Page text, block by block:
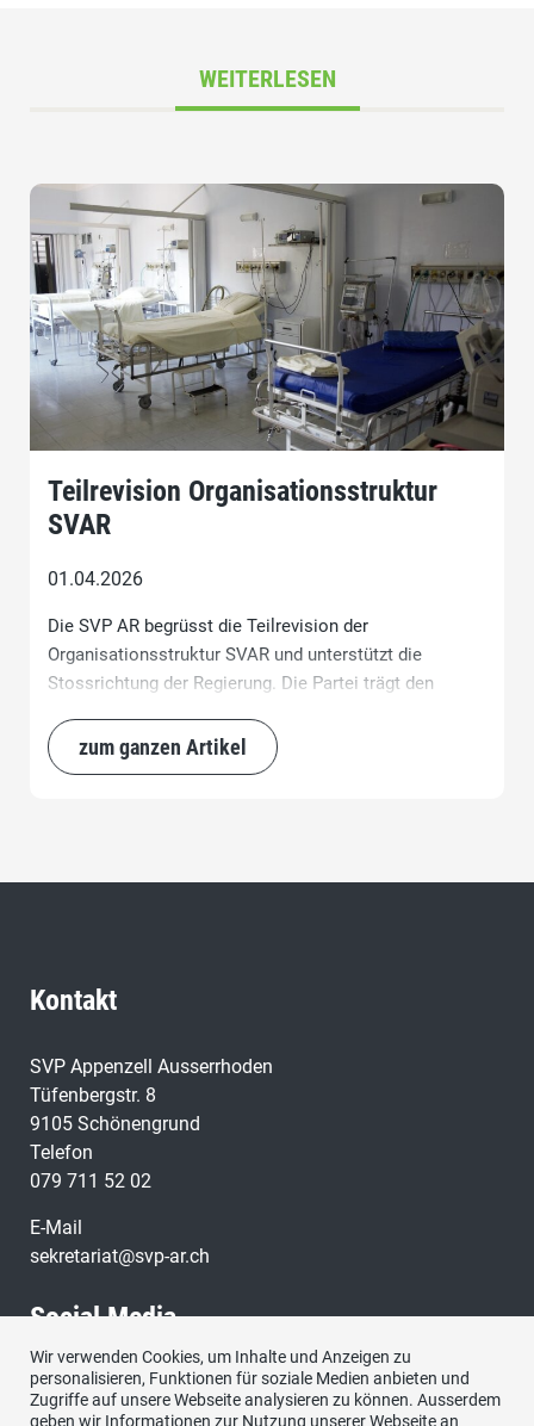
WEITERLESEN
Teilrevision Organisationsstruktur
SVAR
01.04.2026
Die SVP AR begrüsst die Teilrevision der
Organisationsstruktur SVAR und unterstützt die
Stossrichtung der Regierung. Die Partei trägt den
Regierungsrat das notwendige Vertrauen entgegen,
damit für den Spitalverbund Appenzell Ausserrhoden
zum ganzen Artikel
Kontakt
SVP Appenzell Ausserrhoden
Tüfenbergstr. 8
9105 Schönengrund
Telefon
079 711 52 02
E-Mail
sekretariat@svp-ar.ch
Social Media
Wir verwenden Cookies, um Inhalte und Anzeigen zu
personalisieren, Funktionen für soziale Medien anbieten und
Zugriffe auf unsere Webseite analysieren zu können. Ausserdem
geben wir Informationen zur Nutzung unserer Webseite an